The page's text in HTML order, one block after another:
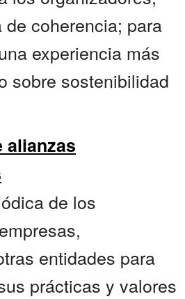
coherencia; para
experiencia más
sobre sostenibilidad
alianzas
de los
entidades para
prácticas y valores